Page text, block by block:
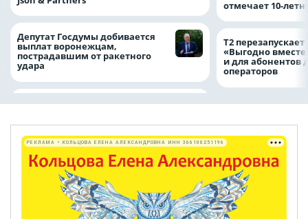
Депутат Госдумы добивается
выплат воронежцам,
пострадавшим от ракетного
удара
отмечает 10-
Т2
«Выгодно
и для абонентов
операторов
РЕКЛАМА • КОЛЬЦОВА ЕЛЕНА АЛЕКСАНДРОВНА ИНН 366100251196